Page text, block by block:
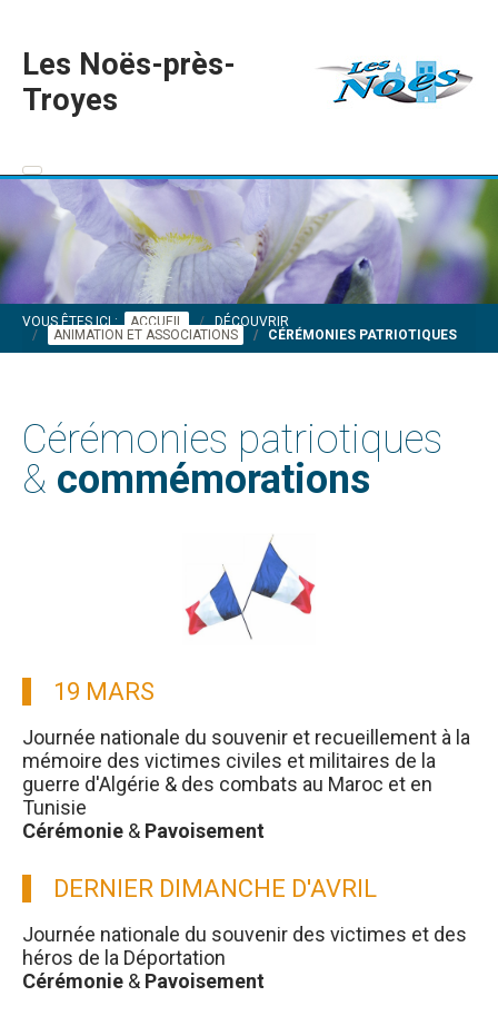
Les Noës-près-
Troyes
VOUS ÊTES ICI : ACCUEIL
DÉCOUVRIR
ANIMATION ET ASSOCIATIONS
CÉRÉMONIES PATRIOTIQUES
Cérémonies patriotiques
& commémorations
19 MARS
Journée nationale du souvenir et recueillement à la
mémoire des victimes civiles et militaires de la
guerre d'Algérie & des combats au Maroc et en
Tunisie
Cérémonie & Pavoisement
DERNIER DIMANCHE D'AVRIL
Journée nationale du souvenir des victimes et des
héros de la Déportation
Cérémonie & Pavoisement